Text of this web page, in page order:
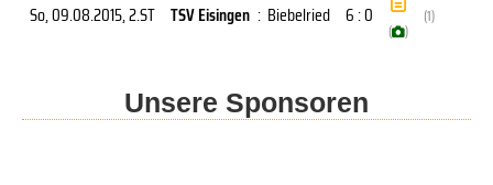
So, 09.08.2015, 2.ST TSV Eisingen : Biebelried 6 : 0
( )
(1)
Unsere Sponsoren